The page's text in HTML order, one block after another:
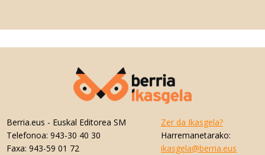
Berria.eus - Euskal Editorea SM
Telefonoa: 943-30 40 30
Faxa: 943-59 01 72
Zer da Ikasgela?
Harremanetarako:
ikasgela@berria.eus